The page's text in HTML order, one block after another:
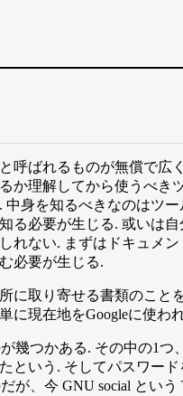
呼ばれるものが無償で
か理解してから使うべ
身を知るべきなのはツ
る必要が生じる. 或いは
れない. まずはドキュメ
必要が生じる.
に取り寄せる書類のこと
に現在地をGoogleに使わ
幾つかある. その中の1
という. そしてパスワー
が、今 GNU social とい